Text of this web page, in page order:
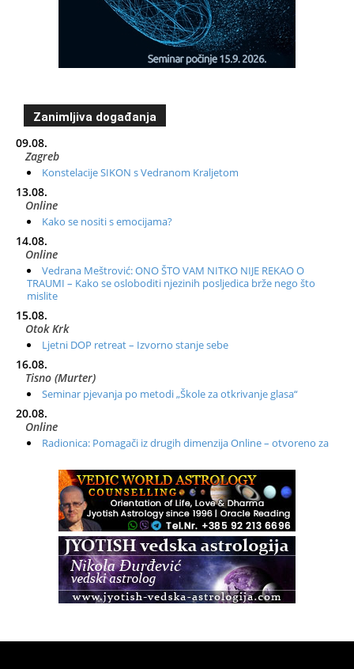
Zanimljiva događanja
09.08.
Zagreb
Konstelacije SIKON s Vedranom Kraljetom
13.08.
Online
Kako se nositi s emocijama?
14.08.
Online
Vedrana Meštrović: ONO ŠTO VAM NITKO NIJE REKAO O
TRAUMI – Kako se osloboditi njezinih posljedica brže nego što
mislite
15.08.
Otok Krk
Ljetni DOP retreat – Izvorno stanje sebe
16.08.
Tisno (Murter)
Seminar pjevanja po metodi „Škole za otkrivanje glasa“
20.08.
Online
Radionica: Pomagači iz drugih dimenzija Online – otvoreno za
Zagreb+Online
Osnovni ThetaHealing® tečaj, Zagreb i Online
Zagreb
Osnovna radionica za izscjeljivanje pranom (Basic Pranic
Healing course)
Access BARS®, otpusti stres